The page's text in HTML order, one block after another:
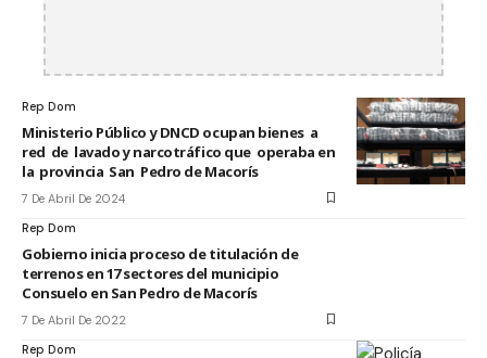
Rep Dom
Ministerio Público y DNCD ocupan bienes a
red de lavado y narcotráfico que operaba en
la provincia San Pedro de Macorís
7 De Abril De 2024
Rep Dom
Gobierno inicia proceso de titulación de
terrenos en 17 sectores del municipio
Consuelo en San Pedro de Macorís
7 De Abril De 2022
Rep Dom